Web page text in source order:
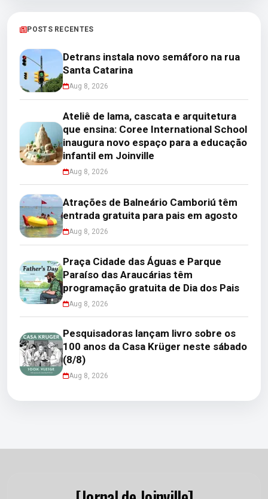
POSTS RECENTES
Detrans instala novo semáforo na rua
Santa Catarina
Aug 8, 2026
Ateliê de lama, cascata e arquitetura
que ensina: Coree International School
inaugura novo espaço para a educação
infantil em Joinville
Aug 8, 2026
Atrações de Balneário Camboriú têm
entrada gratuita para pais em agosto
Aug 8, 2026
Praça Cidade das Águas e Parque
Paraíso das Araucárias têm
programação gratuita de Dia dos Pais
Aug 8, 2026
Pesquisadoras lançam livro sobre os
100 anos da Casa Krüger neste sábado
(8/8)
Aug 8, 2026